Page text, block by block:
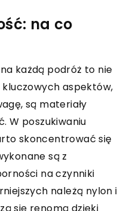
na co
każdą podróż to nie
kluczowych aspektów,
są materiały
W poszukiwaniu
skoncentrować się
są z
na czynniki
należą nylon i